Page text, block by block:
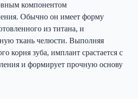
компонентом
Обычно он имеет форму
из титана, и
ткань челюсти. Выполняя
корня зуба, имплант срастается с
и формирует прочную основу